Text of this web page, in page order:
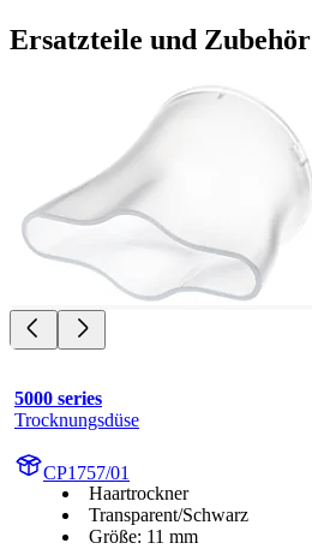
Ersatzteile und Zubehör
5000 series
Trocknungsdüse
CP1757/01
Haartrockner
Transparent/Schwarz
Größe: 11 mm